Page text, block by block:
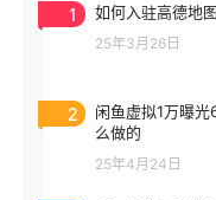
1 如何入驻高德地
25年3月26日
2
闲鱼虚拟1万曝
么做的
25年4月24日